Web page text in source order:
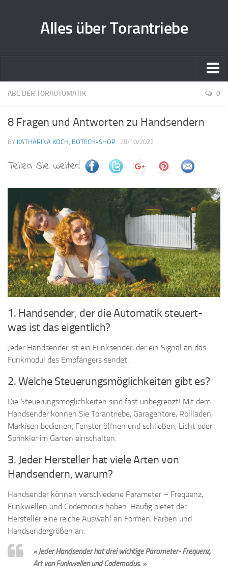
Alles über Torantriebe
Home
Kontakt
ABC DER TORAUTOMATIK 0
8 Fragen und Antworten zu Handsendern
BY KATHARINA KOCH, BOTECH-SHOP · 28/10/2022
Teilen Sie weiter!
1. Handsender, der die Automatik steuert-
was ist das eigentlich?
Jeder Handsender ist ein Funksender, der ein Signal an das
Funkmodul des Empfängers sendet.
2. Welche Steuerungsmöglichkeiten gibt es?
Die Steuerungsmöglichkeiten sind fast unbegrenzt! Mit dem
Handsender können Sie Torantriebe, Garagentore, Rollläden,
Markisen bedienen, Fenster öffnen und schließen, Licht oder
Sprinkler im Garten einschalten.
3. Jeder Hersteller hat viele Arten von
Handsendern, warum?
Handsender können verschiedene Parameter – Frequenz,
Funkwellen und Codemodus haben. Häufig bietet der
Hersteller eine reiche Auswahl an Formen, Farben und
Handsendergrößen an.
« Jeder Handsender hat drei wichtige Parameter- Frequenz,
Art von Funkwellen und Codemodus. »